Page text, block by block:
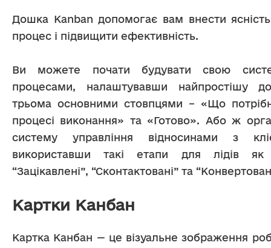
Дошка Kanban допомогає вам внести
процес і підвищити ефективність.
Ви можете почати будувати свою
процесами, налаштувавши найпростішу
трьома основними стовпцями – «Що
процесі виконання» та «Готово». Або ж
систему управління відносинами з
використавши такі етапи для лідів як
“Зацікавлені”, “Сконтактовані” та
Картки Канбан
Картка Канбан — це візуальне зображення